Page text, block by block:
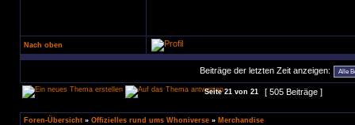
Nach oben
Beiträge der letzten Zeit anzeigen:
Seite21 von 21 [ 505 Beiträge ]
Foren-Übersicht » Offizielles rund ums Whoniverse » Merchandise